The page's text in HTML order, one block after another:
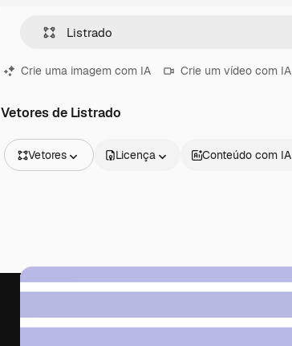
Crie uma imagem com IA Crie um vídeo com IA
Vetores de Listrado
Vetores
Vídeos
Clipes de vídeo
Modelos de vídeos
Ícones
Licença Conteúdo com IA